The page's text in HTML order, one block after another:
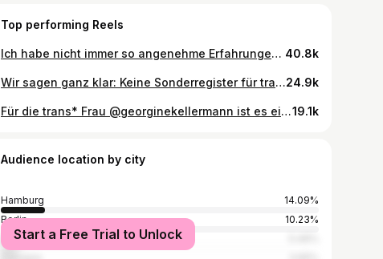
Top performing Reels
Ich habe nicht immer so angenehme Erfahrungen, aber diesmal war’s schön! 40.8k
Wir sagen ganz klar: Keine Sonderregister für trans*, intergeschlechtliche und nicht-binäre Personen!💥 🔗 Link zur Petition in unserer Bio! Seid solidarisch mit euren trans*, inter und nicht-binären Friends!❤️‍🔥24.9k
Für die trans* Frau @georginekellermann ist es eine zufällige Begegnung, die 2019 in ihrem Arbeitsalltag alles verändert. Wie die Kollegin reagiert hat und was das mit Georgine gemacht hat, erzählt sie in der ganzen Folge „Meine, Deine, Keine Geschichte“. Gemeinsam mit @paulninusnaujoks spricht sie außerdem über Gegenstände, die für die beiden viel bedeuten, und die größten Hürden während der Transition. Die erste Folge findest du auf unserem YouTube-Kanal. Der Link ist in unserer Story und der Bio! #arolsenarchives #trans #pridemonth #pride19.1k
Audience location by city
Hamburg
14.09%
Berlin
10.23%
KielStart a Free Trial to Unlock